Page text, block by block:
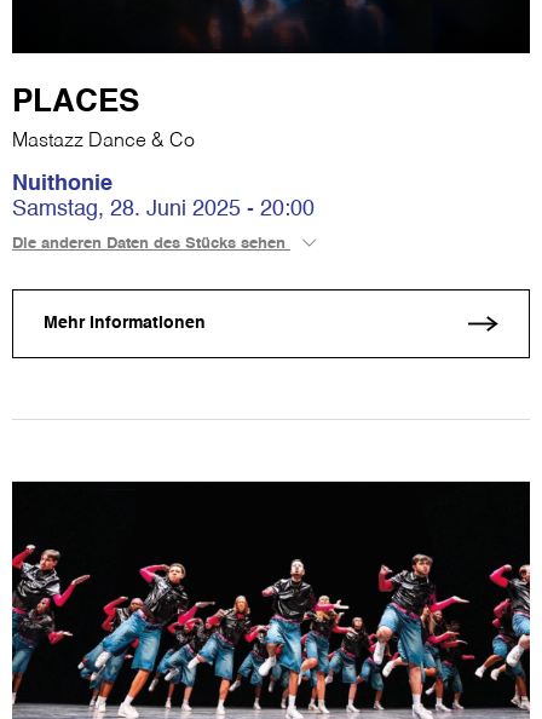
PLACES
Mastazz Dance & Co
Nuithonie
Samstag, 28. Juni 2025 - 20:00
Die anderen Daten des Stücks sehen
Mehr Informationen